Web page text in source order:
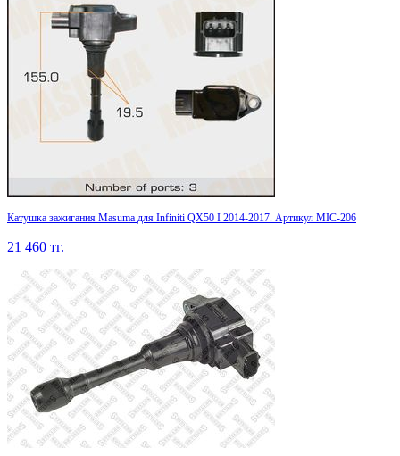
Катушка зажигания Masuma для Infiniti QX50 I 2014-2017. Артикул MIC-206
21 460 тг.